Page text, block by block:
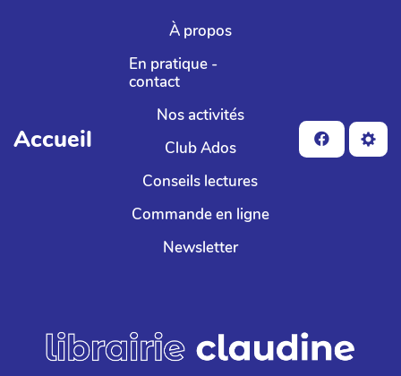
Aller au contenu principal
Accueil
À propos
En pratique -
contact
Nos activités
Club Ados
Conseils lectures
Commande en ligne
Newsletter